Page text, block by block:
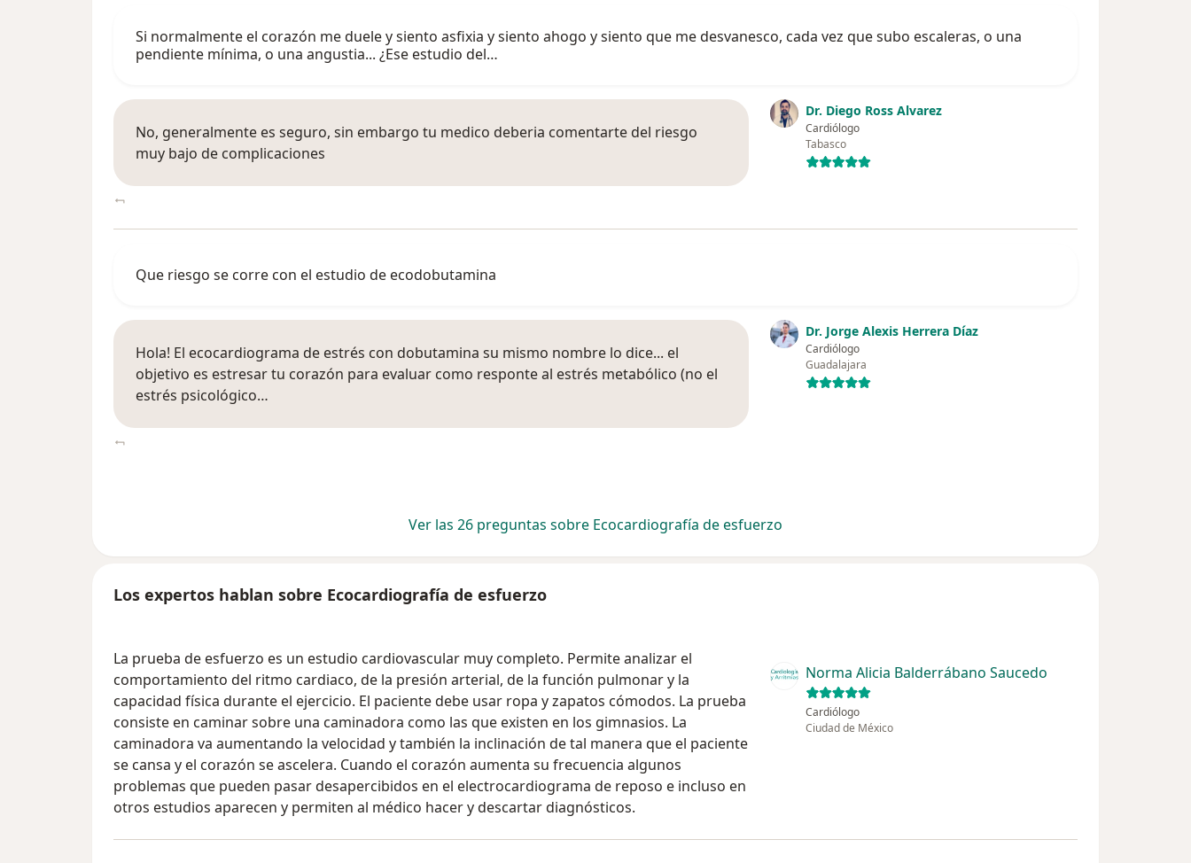
Si normalmente el corazón me duele y siento asfixia y siento ahogo y siento que me desvanesco, cada vez que subo escaleras, o una
pendiente mínima, o una angustia... ¿Ese estudio del…
Dr. Diego Ross Alvarez
Cardiólogo
Tabasco
No, generalmente es seguro, sin embargo tu medico deberia comentarte del riesgo
muy bajo de complicaciones
Que riesgo se corre con el estudio de ecodobutamina
Dr. Jorge Alexis Herrera Díaz
Cardiólogo
Guadalajara
Hola! El ecocardiograma de estrés con dobutamina su mismo nombre lo dice... el
objetivo es estresar tu corazón para evaluar como responte al estrés metabólico (no el
estrés psicológico…
Ver las 26 preguntas sobre Ecocardiografía de esfuerzo
Los expertos hablan sobre Ecocardiografía de esfuerzo
La prueba de esfuerzo es un estudio cardiovascular muy completo. Permite analizar el
comportamiento del ritmo cardiaco, de la presión arterial, de la función pulmonar y la
capacidad física durante el ejercicio. El paciente debe usar ropa y zapatos cómodos. La prueba
consiste en caminar sobre una caminadora como las que existen en los gimnasios. La
caminadora va aumentando la velocidad y también la inclinación de tal manera que el paciente
se cansa y el corazón se ascelera. Cuando el corazón aumenta su frecuencia algunos
problemas que pueden pasar desapercibidos en el electrocardiograma de reposo e incluso en
otros estudios aparecen y permiten al médico hacer y descartar diagnósticos.
Norma Alicia Balderrábano Saucedo
Cardiólogo
Ciudad de México